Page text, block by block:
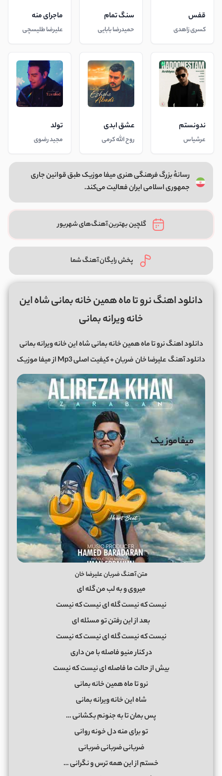
قفس
کسری زاهدی
سنگ تمام
حمیدرضا بابایی
ماجرای منه
علیرضا طلیسچی
ندونستم
عرشیاس
عشق ابدی
روح الله کرمی
تولد
مجید رضوی
رسانهٔ بزرگ فرهنگی هنری میفا موزیک طبق قوانین جاری
جمهوری اسلامی ایران فعالیت می‌کند.
گلچین بهترین آهنگ‌های شهریور
پخش رایگان آهنگ شما
دانلود اهنگ نرو تا ماه همین خانه بمانی شاه این
خانه ویرانه بمانی
دانلود اهنگ نرو تا ماه همین خانه بمانی شاه این خانه ویرانه بمانی
دانلود آهنگعلیرضا خانضربان + کیفیت اصلی Mp3 از میفا موزیک
متن آهنگ ضربان علیرضا خان
میروی و به لب من گله ای
نیست که نیست گله ای نیست که نیست
بعد از این رفتن تو مسئله ای
نیست که نیست گله ای نیست که نیست
در کنار منیو فاصله با من داری
بیش از حالت ما فاصله ای نیست که نیست
نرو تا ماه همین خانه بمانی
شاه این خانه ویرانه بمانی
پس بمان تا به جنونم بکشانی …
تو برای منه دل خونه روانی
ضربانی ضربانی ضربانی
خستم از این همه ترس و نگرانی …